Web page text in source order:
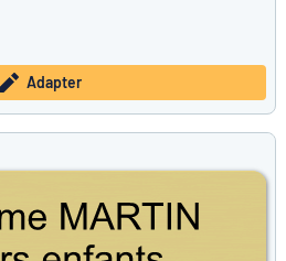
Adapter